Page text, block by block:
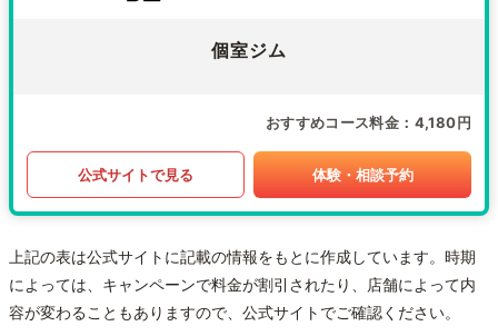
個室ジム
おすすめコース料金 4,180円
公式サイトで見る 体験・相談予約
上記の表は公式サイトに記載の情報をもとに作成しています。時期
によっては、キャンペーンで料金が割引されたり、店舗によって内
容が変わることもありますので、公式サイトでご確認ください。